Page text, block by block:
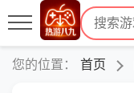
您的位置： 首页